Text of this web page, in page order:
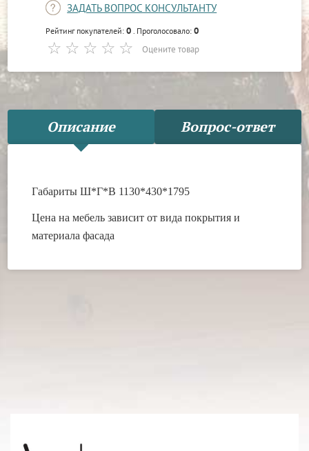
ЗАДАТЬ ВОПРОС КОНСУЛЬТАНТУ
Рейтинг покупателей:0 . Проголосовало:0
Оцените товар
Описание Вопрос-ответ
Габариты Ш*Г*В 1130*430*1795
Цена на мебель зависит от вида покрытия и
материала фасада